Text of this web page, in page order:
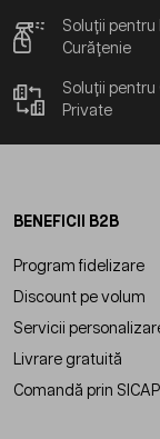
Soluții pentru
Curățenie
Soluții pentru
Private
BENEFICII B2B
Program fidelizare
Discount pe volum
Servicii
Livrare gratuită
Comandă prin SICAP